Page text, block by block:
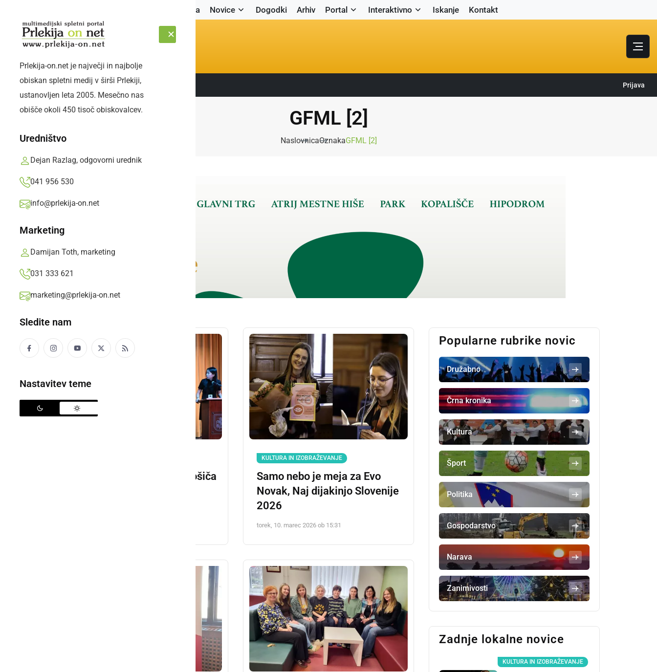
Naslovnica Novice Dogodki Arhiv Portal Interaktivno Iskanje Kontakt
SOBOTA, 8. AVGUST 2026 Sledite nam: Prijava
Prlekija-on.net je največji in najbolje
obiskan spletni medij v širši Prlekiji,
ustanovljen leta 2005. Mesečno nas
obišče okoli 450 tisoč obiskovalcev.
Uredništvo
Dejan Razlag, odgovorni urednik
041 956 530
info@prlekija-on.net
Marketing
Damijan Toth, marketing
031 333 621
marketing@prlekija-on.net
Sledite nam
Nastavitev teme
GFML [2]
NaslovnicaOznakaGFML [2]
Na Gimnaziji Franca Miklošiča
KULTURA IN IZOBRAŽEVANJE
Samo nebo je meja za Evo
Novak, Naj dijakinjo Slovenije
2026
torek, 10. marec 2026 ob 15:31
Popularne rubrike novic
Družabno
Črna kronika
Kultura
Šport
Politika
Gospodarstvo
Narava
Zanimivosti
Zadnje lokalne novice
KULTURA IN IZOBRAŽEVANJE